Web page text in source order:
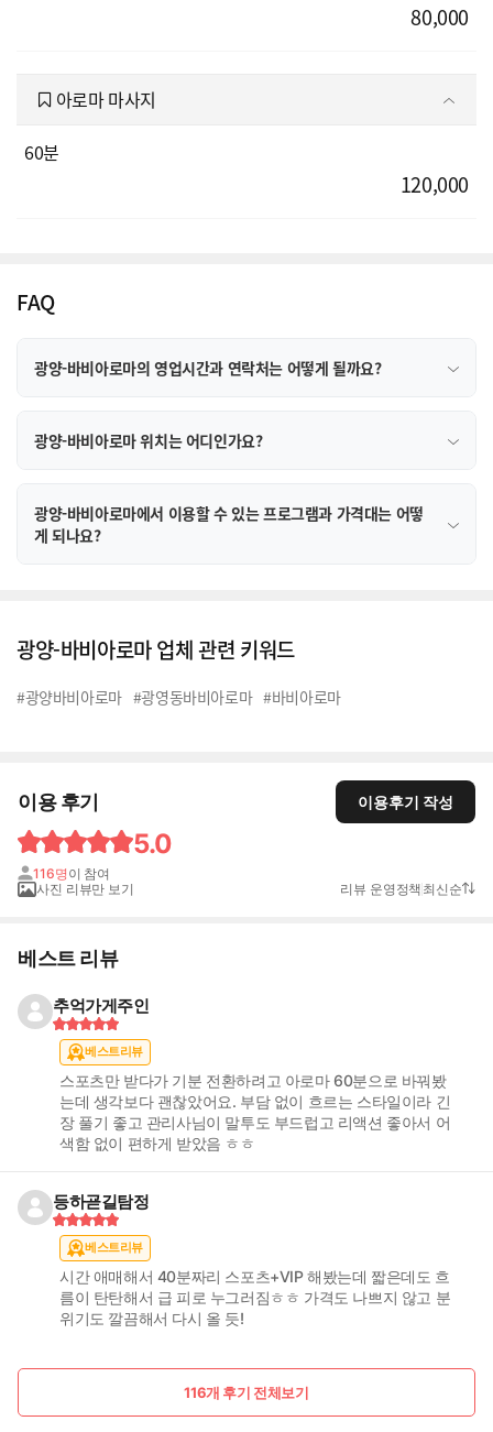
80,000
아로마 마사지
60분
120,000
FAQ
광양-바비아로마의 영업시간과 연락처는 어떻게 될까요?
광양-바비아로마 위치는 어디인가요?
광양-바비아로마에서 이용할 수 있는 프로그램과 가격대는 어떻
게 되나요?
광양-바비아로마 업체 관련 키워드
#광양바비아로마 #광영동바비아로마 #바비아로마
이용 후기 이용후기 작성
5.0
116명 이 참여
사진 리뷰만 보기
리뷰 운영정책 최신순
베스트 리뷰
추억가게주인
베스트리뷰
스포츠만 받다가 기분 전환하려고 아로마 60분으로 바꿔봤
는데 생각보다 괜찮았어요. 부담 없이 흐르는 스타일이라 긴
장 풀기 좋고 관리사님이 말투도 부드럽고 리액션 좋아서 어
색함 없이 편하게 받았음 ㅎㅎ
등하굗길탐정
베스트리뷰
시간 애매해서 40분짜리 스포츠+VIP 해봤는데 짧은데도 흐
름이 탄탄해서 급 피로 누그러짐ㅎㅎ 가격도 나쁘지 않고 분
위기도 깔끔해서 다시 올 듯!
116개 후기 전체보기